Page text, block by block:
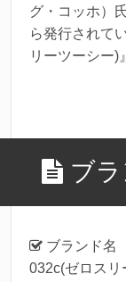
グ・コッホ）
ら発行されて
リーツーシー)
ブ
ブランド名
032c(ゼロスリ